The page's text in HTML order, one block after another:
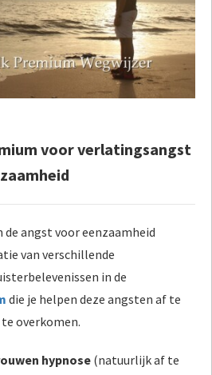
voor verlatingsangst
angst voor eenzaamheid
van verschillende
in de
die je helpen deze angsten af te
overkomen.
hypnose (natuurlijk af te